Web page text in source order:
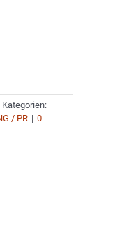
Kategorien:
/ PR | 0